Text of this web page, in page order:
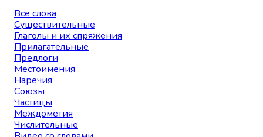
Все слова
Существительные
Глаголы и их спряжения
Прилагательные
Предлоги
Местоимения
Наречия
Союзы
Частицы
Междометия
Числительные